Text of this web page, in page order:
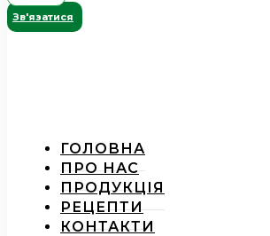
Зв'язатися
ГОЛОВНА
ПРО НАС
ПРОДУКЦІЯ
РЕЦЕПТИ
КОНТАКТИ